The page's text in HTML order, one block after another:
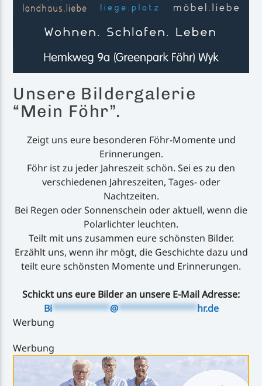
Unsere Bildergalerie
“Mein Föhr”.
Zeigt uns eure besonderen Föhr-Momente und
Erinnerungen.
Föhr ist zu jeder Jahreszeit schön. Sei es zu den
verschiedenen Jahreszeiten, Tages- oder
Nachtzeiten.
Bei Regen oder Sonnenschein oder aktuell, wenn die
Polarlichter leuchten.
Teilt mit uns zusammen eure schönsten Bilder.
Erzählt uns, wenn ihr mögt, die Geschichte dazu und
teilt eure schönsten Momente und Erinnerungen.
Schickt uns eure Bilder an unsere E-Mail Adresse:
Bi***********@***************hr.de
Werbung
Werbung